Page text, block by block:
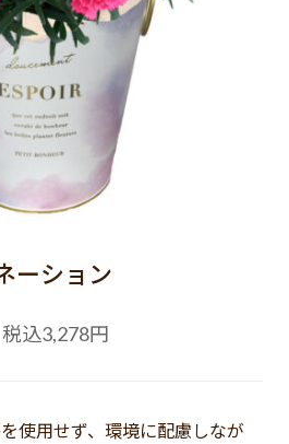
ーション
税込3,278円
使用せず、環境に配慮しなが